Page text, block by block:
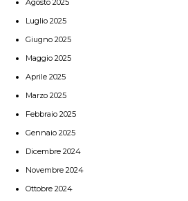
Agosto 2025
Luglio 2025
Giugno 2025
Maggio 2025
Aprile 2025
Marzo 2025
Febbraio 2025
Gennaio 2025
Dicembre 2024
Novembre 2024
Ottobre 2024